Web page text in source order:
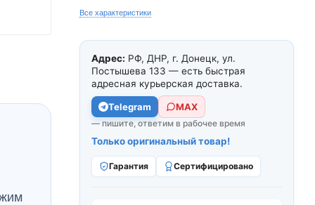
Все характеристики
Адрес: РФ, ДНР, г. Донецк, ул.
Постышева 133 — есть быстрая
адресная курьерская доставка.
Telegram МАХ
— пишите, ответим в рабочее время
Только оригинальный товар!
Гарантия Сертифицировано